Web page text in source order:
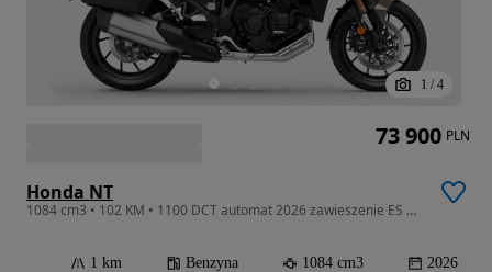
1 / 4
Honda NT
1084 cm3 • 102 KM • 1100 DCT automat 2026 zawieszenie ES OD RĘKI KUFER GRATIS
1 km Benzyna 1084 cm3 2026
73 900 PLN